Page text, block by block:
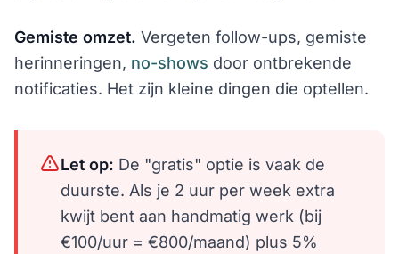
Gemiste omzet. Vergeten follow-ups, gemiste
herinneringen, no-shows door ontbrekende
notificaties. Het zijn kleine dingen die optellen.
Let op: De "gratis" optie is vaak de
duurste. Als je 2 uur per week extra
kwijt bent aan handmatig werk (bij
€100/uur = €800/maand) plus 5%